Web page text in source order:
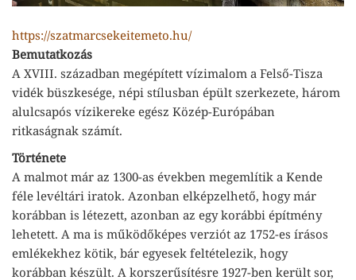
https://szatmarcsekeitemeto.hu/
Bemutatkozás
A XVIII. században megépített vízimalom a Felső-Tisza
vidék büszkesége, népi stílusban épült szerkezete, három
alulcsapós vízikereke egész Közép-Európában
ritkaságnak számít.
Története
A malmot már az 1300-as években megemlítik a Kende
féle levéltári iratok. Azonban elképzelhető, hogy már
korábban is létezett, azonban az egy korábbi építmény
lehetett. A ma is működőképes verziót az 1752-es írásos
emlékekhez kötik, bár egyesek feltételezik, hogy
korábban készült. A korszerűsítésre 1927-ben került sor,